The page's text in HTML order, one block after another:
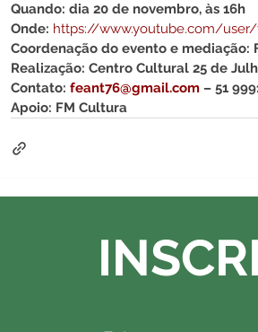
Quando: dia 20 de novembro, às 16h
Onde: https://www.youtube.com/
Coordenação do evento e mediação:
Realização: Centro Cultural 25 de
Contato: feant76@gmail.com – 51
Apoio: FM Cultura